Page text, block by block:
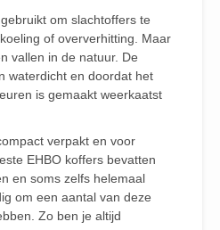
om slachtoffers te
of oververhitting. Maar
vallen in de natuur. De
waterdicht en doordat het
is gemaakt weerkaatst
verpakt en voor
EHBO koffers bevatten
en soms zelfs helemaal
om een aantal van deze
Zo ben je altijd